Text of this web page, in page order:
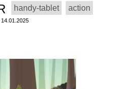
handy-tablet action